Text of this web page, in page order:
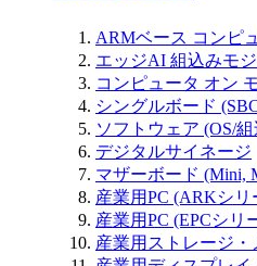
ARMベース コンピ
エッジAI 組込みモ
コンピュータ オン
シングルボード
ソフトウェア (OS/組
デジタルサイネージ
マザーボード (Mini,
産業用PC (ARKシリ
産業用PC (EPCシリ
産業用ストレージ・